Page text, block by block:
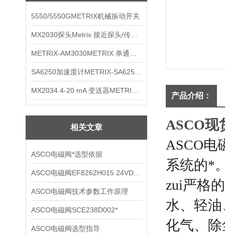
5550/5550GMETRIX机械振动开关
相关文章
ASCO电磁阀*选型依据
ASCO电磁阀技术参数工作原理
ASCO电磁阀SCE238D002*
ASCO电磁阀选型指导
产品介绍：
ASCO现
ASCO电
系统的*
zui严格
水、轻
化气、